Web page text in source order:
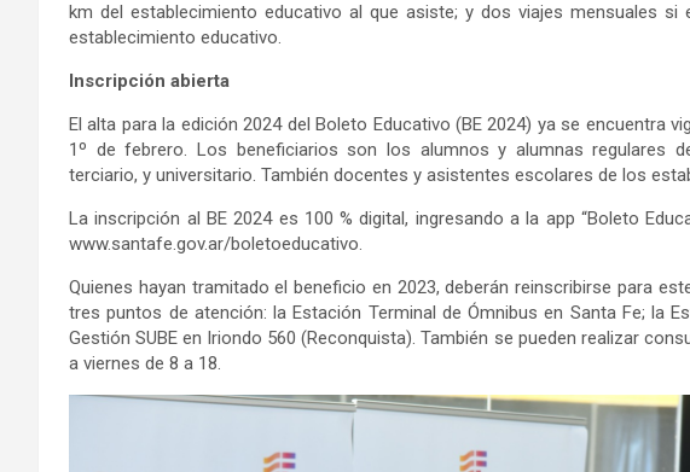
km del establecimiento educativo al que asiste; y dos viajes mensuales si
establecimiento educativo.
Inscripción abierta
El alta para la edición 2024 del Boleto Educativo (BE 2024) ya se encuentra
1º de febrero. Los beneficiarios son los alumnos y alumnas regulares
terciario, y universitario. También docentes y asistentes escolares de los
La inscripción al BE 2024 es 100 % digital, ingresando a la app “Boleto
www.santafe.gov.ar/boletoeducativo.
Quienes hayan tramitado el beneficio en 2023, deberán reinscribirse para
tres puntos de atención: la Estación Terminal de Ómnibus en Santa Fe; la
Gestión SUBE en Iriondo 560 (Reconquista). También se pueden realizar
a viernes de 8 a 18.